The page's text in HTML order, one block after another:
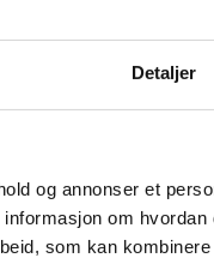
Detaljer
og annonser et
om
som kan